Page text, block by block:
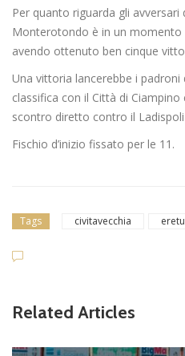
Per quanto riguarda gli avversari
Monterotondo è in un
avendo ottenuto ben cinque
Una vittoria lancerebbe i
classifica con il Città di
scontro diretto contro il
Fischio d’inizio fissato per le 11.
Tags civitavecchia
Related Articles